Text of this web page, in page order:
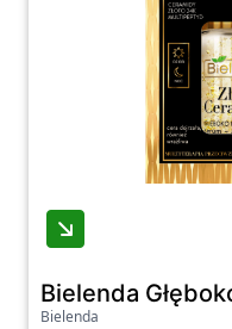
Bielenda
Bielenda